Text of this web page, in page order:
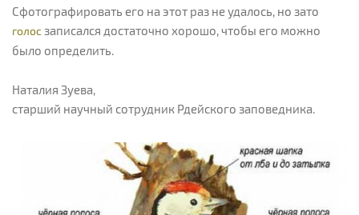
Сфотографировать его на этот раз не удалось, но зато
голос записался достаточно хорошо, чтобы его можно
было определить.
Наталия Зуева,
старший научный сотрудник Рдейского заповедника.